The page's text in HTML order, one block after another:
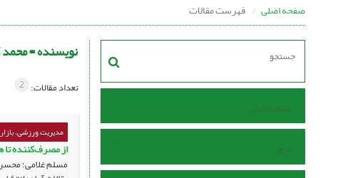
صفحه اصلی فهرست مقالات
صفحه اصلی
مرور
نویسنده =
تعداد مقالات: 2
مدیریت ورزشی،
از مصرف‌کننده
مسلم غلامی؛